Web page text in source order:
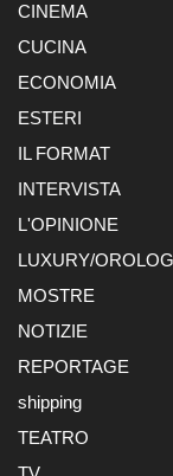
CINEMA
CUCINA
ECONOMIA
ESTERI
IL FORMAT
INTERVISTA
L'OPINIONE
LUXURY/
MOSTRE
NOTIZIE
REPORTAGE
shipping
TEATRO